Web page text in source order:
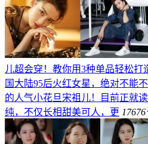
儿超会穿！教你用3种单品轻松打
国大陆95后火红女星，绝对不能
的人气小花旦宋祖儿！目前正就
纯，不仅长相甜美可人，更 176